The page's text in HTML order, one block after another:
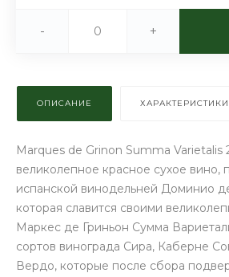
- +
ОПИСАНИЕ ХАРАКТЕРИСТИКИ
Marques de Grinon Summa
великолепное красное сухое вино,
испанской винодельней Доминио
которая славится своими
Маркес де Гриньон Сумма
сортов винограда Сира, Каберне
Вердо, которые после сбора